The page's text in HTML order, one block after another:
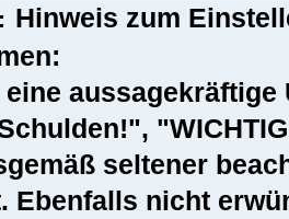
Hinweis zum
seltener
Ebenfalls nicht